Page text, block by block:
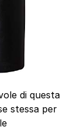
di questa
stessa per